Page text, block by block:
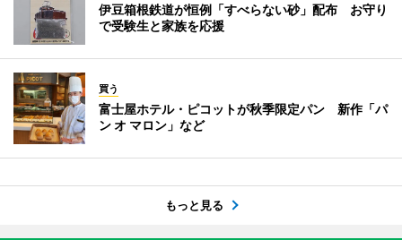
伊豆箱根鉄道が恒例「すべらない砂」配布 お守り
で受験生と家族を応援
買う
富士屋ホテル・ピコットが秋季限定パン 新作「パ
ン オ マロン」など
もっと見る